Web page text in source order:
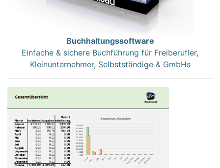
Buchhaltungssoftware
Einfache & sichere Buchführung für Freiberufler,
Kleinunternehmer, Selbstständige & GmbHs